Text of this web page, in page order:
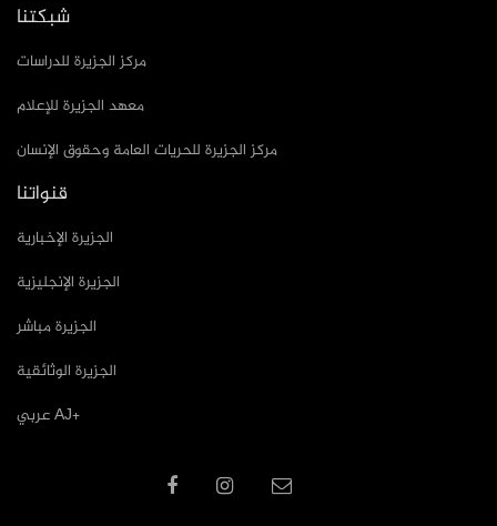
شبكتنا
مركز الجزيرة للدراسات
معهد الجزيرة للإعلام
مركز الجزيرة للحريات العامة وحقوق الإنسان
قنواتنا
الجزيرة الإخبارية
الجزيرة الإنجليزية
الجزيرة مباشر
الجزيرة الوثائقية
عربي AJ+